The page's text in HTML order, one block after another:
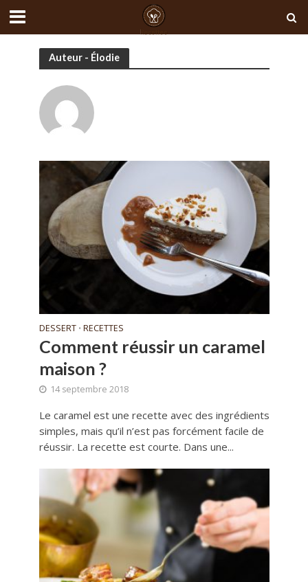
Auteur - Élodie
DESSERT • RECETTES
Comment réussir un caramel
maison ?
14 septembre 2018
Le caramel est une recette avec des ingrédients
simples, mais qu’il n’est pas forcément facile de
réussir. La recette est courte. Dans une...